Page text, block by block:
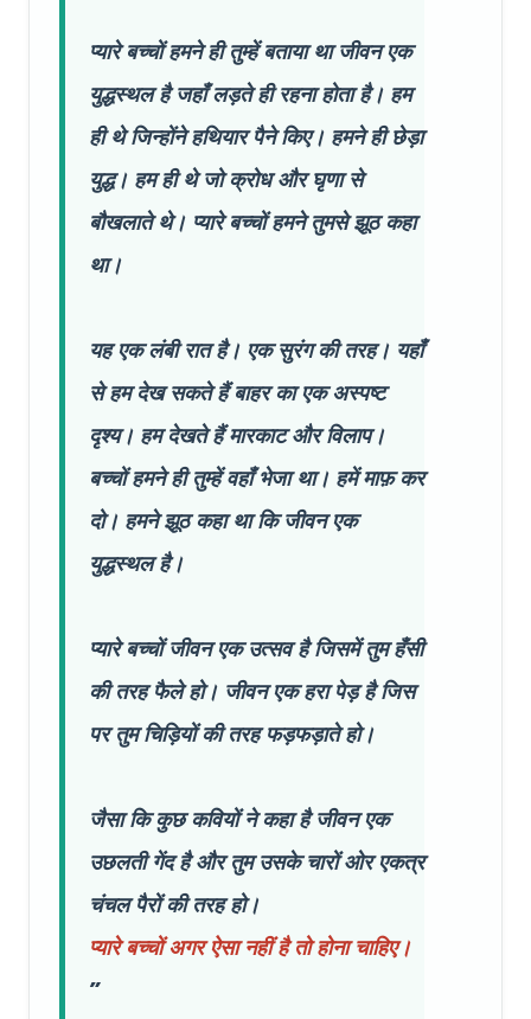
प्यारे बच्चों हमने ही तुम्हें बताया था जीवन एक
युद्धस्थल है जहाँ लड़ते ही रहना होता है। हम
ही थे जिन्होंने हथियार पैने किए। हमने ही छेड़ा
युद्ध। हम ही थे जो क्रोध और घृणा से
बौखलाते थे। प्यारे बच्चों हमने तुमसे झूठ कहा
था।
यह एक लंबी रात है। एक सुरंग की तरह। यहाँ
से हम देख सकते हैं बाहर का एक अस्पष्ट
दृश्य। हम देखते हैं मारकाट और विलाप।
बच्चों हमने ही तुम्हें वहाँ भेजा था। हमें माफ़ कर
दो। हमने झूठ कहा था कि जीवन एक
युद्धस्थल है।
प्यारे बच्चों जीवन एक उत्सव है जिसमें तुम हँसी
की तरह फैले हो। जीवन एक हरा पेड़ है जिस
पर तुम चिड़ियों की तरह फड़फड़ाते हो।
जैसा कि कुछ कवियों ने कहा है जीवन एक
उछलती गेंद है और तुम उसके चारों ओर एकत्र
चंचल पैरों की तरह हो।
प्यारे बच्चों अगर ऐसा नहीं है तो होना चाहिए।